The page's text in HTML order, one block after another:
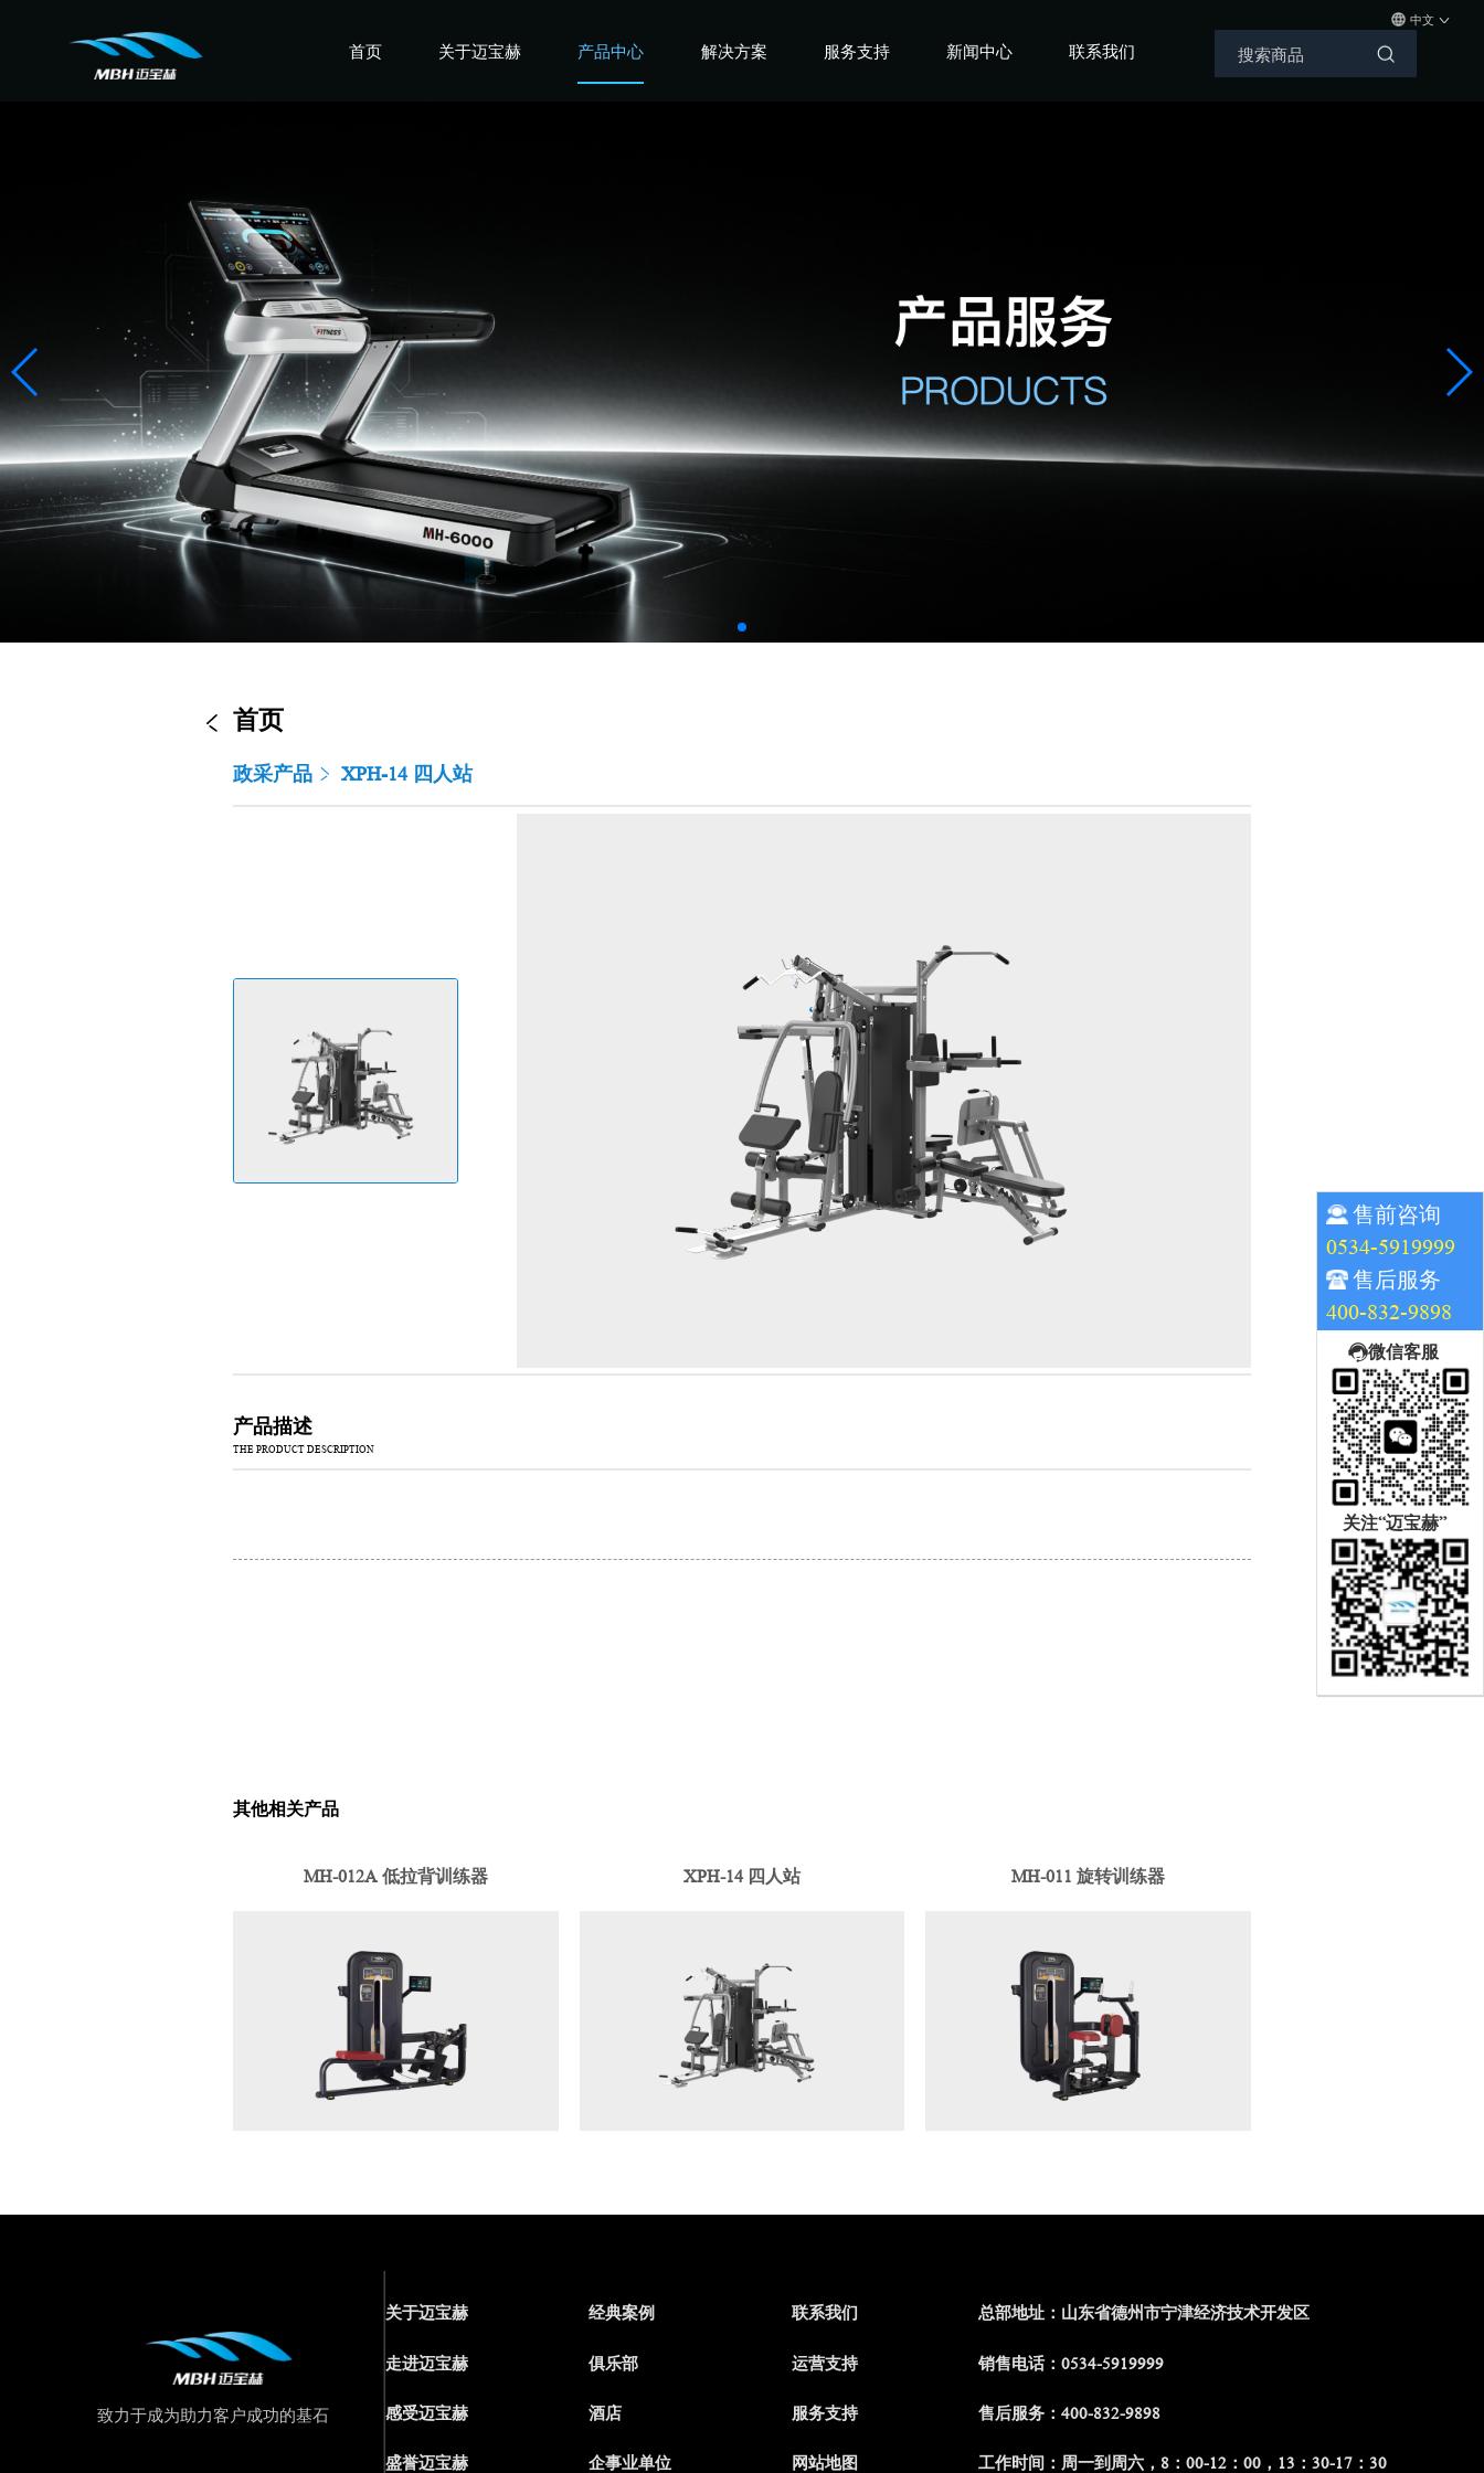
首页 关于迈宝赫
盛誉迈宝赫
产品中心 解决方案 服务支持 新闻中心 联系我们
中文
售前咨询
0534-5919999
售后服务
400-832-9898
微信客服
关注“迈宝赫”
首页
政采产品 XPH-14 四人站
产品描述
THE PRODUCT DESCRIPTION
其他相关产品
MH-012A 低拉背训练器 XPH-14 四人站 MH-011 旋转训练器
致力于成为助力客户成功的基石
关于迈宝赫
走进迈宝赫
感受迈宝赫
盛誉迈宝赫
经典案例
俱乐部
酒店
企事业单位
联系我们
运营支持
服务支持
网站地图
总部地址：山东省德州市宁津经济技术开发区
销售电话：0534-5919999
售后服务：400-832-9898
工作时间：周一到周六，8：00-12：00，13：30-17：30